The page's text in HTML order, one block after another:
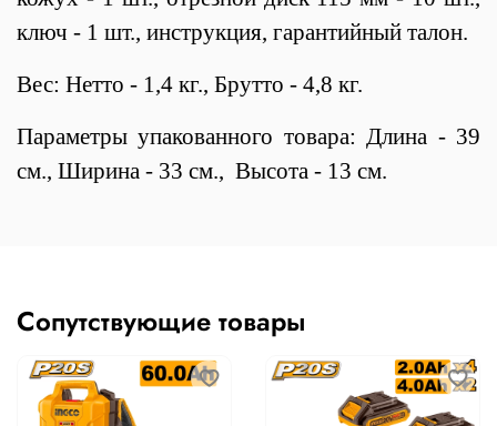
ключ - 1 шт., инструкция, гарантийный талон.
Вес: Нетто - 1,4 кг., Брутто - 4,8 кг.
Параметры упакованного товара: Длина - 39
см., Ширина - 33 см., Высота - 13 см.
Сопутствующие товары